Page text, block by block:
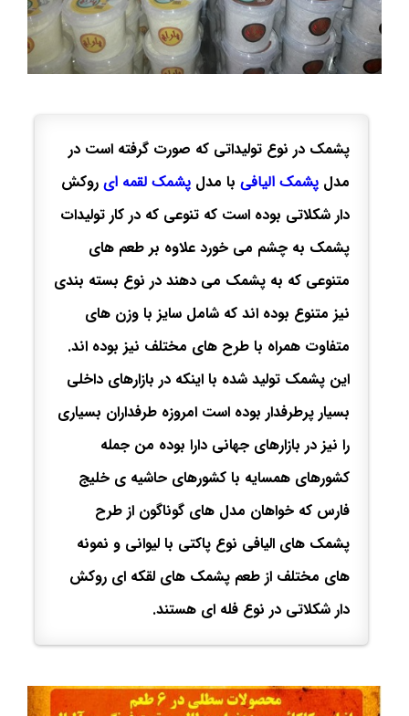
پشمک در نوع تولیداتی که صورت گرفته است در
مدل پشمک الیافی با مدل پشمک لقمه ای روکش
دار شکلاتی بوده است که تنوعی که در کار تولیدات
پشمک به چشم می خورد علاوه بر طعم های
متنوعی که به پشمک می دهند در نوع بسته بندی
نیز متنوع بوده اند که شامل سایز با وزن های
متفاوت همراه با طرح های مختلف نیز بوده اند.
این پشمک تولید شده با اینکه در بازارهای داخلی
بسیار پرطرفدار بوده است امروزه طرفداران بسیاری
را نیز در بازارهای جهانی دارا بوده من جمله
کشورهای همسایه با کشورهای حاشیه ی خلیج
فارس که خواهان مدل های گوناگون از طرح
پشمک های الیافی نوع پاکتی با لیوانی و نمونه
های مختلف از طعم پشمک های لقکه ای روکش
دار شکلاتی در نوع فله ای هستند.